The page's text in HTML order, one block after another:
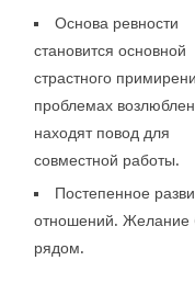
Основа ревности
становится основной
страстного
проблемах
находят повод для
совместной работы.
Постепенное
отношений. Желание
рядом.